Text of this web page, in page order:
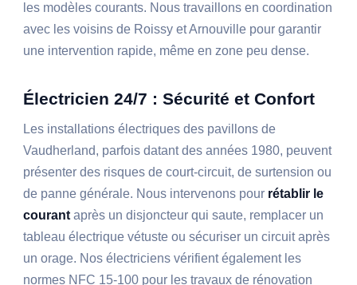
les modèles courants. Nous travaillons en coordination
avec les voisins de Roissy et Arnouville pour garantir
une intervention rapide, même en zone peu dense.
Électricien 24/7 : Sécurité et Confort
Les installations électriques des pavillons de
Vaudherland, parfois datant des années 1980, peuvent
présenter des risques de court-circuit, de surtension ou
de panne générale. Nous intervenons pour rétablir le
courantaprès un disjoncteur qui saute, remplacer un
tableau électrique vétuste ou sécuriser un circuit après
un orage. Nos électriciens vérifient également les
normes NFC 15-100 pour les travaux de rénovation